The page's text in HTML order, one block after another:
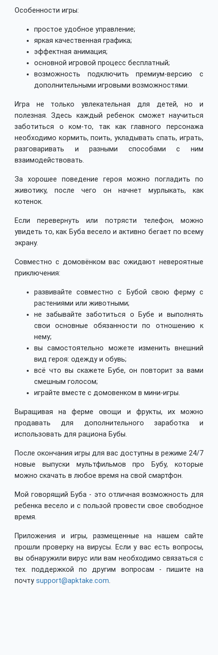
Особенности игры:
простое удобное управление;
яркая качественная графика;
эффектная анимация;
основной игровой процесс бесплатный;
возможность подключить премиум-версию с
дополнительными игровыми возможностями.
Игра не только увлекательная для детей, но и
полезная. Здесь каждый ребенок сможет научиться
заботиться о ком-то, так как главного персонажа
необходимо кормить, поить, укладывать спать, играть,
разговаривать и разными способами с ним
взаимодействовать.
За хорошее поведение героя можно погладить по
животику, после чего он начнет мурлыкать, как
котенок.
Если перевернуть или потрясти телефон, можно
увидеть то, как Буба весело и активно бегает по всему
экрану.
Совместно с домовёнком вас ожидают невероятные
приключения:
развивайте совместно с Бубой свою ферму с
растениями или животными;
не забывайте заботиться о Бубе и выполнять
свои основные обязанности по отношению к
нему;
вы самостоятельно можете изменить внешний
вид героя: одежду и обувь;
всё что вы скажете Бубе, он повторит за вами
смешным голосом;
играйте вместе с домовенком в мини-игры.
Выращивая на ферме овощи и фрукты, их можно
продавать для дополнительного заработка и
использовать для рациона Бубы.
После окончания игры для вас доступны в режиме 24/7
новые выпуски мультфильмов про Бубу, которые
можно скачать в любое время на свой смартфон.
Мой говорящий Буба - это отличная возможность для
ребенка весело и с пользой провести свое свободное
время.
Приложения и игры, размещенные на нашем сайте
прошли проверку на вирусы. Если у вас есть вопросы,
вы обнаружили вирус или вам необходимо связаться с
тех. поддержкой по другим вопросам - пишите на
почту support@apktake.com.